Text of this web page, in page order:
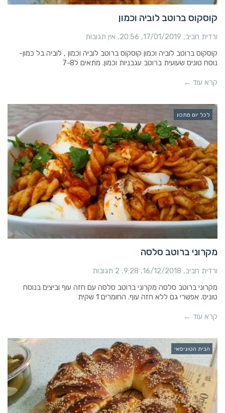
קוסקוס ברוטב לוביה וכמון
ורדית חביב 17/01/2019
20:56 אין תגובות
קוסקוס ברוטב לוביה וכמון קוסקוס ברוטב לוביה וכמון , לוביה בל כמון-
נוסח טוניס שעועית ברוטב עגבניות וכמון. מתאים ל7-8
קרא עוד ←
לכל יום מתכון
מקרוני ברוטב סלסה
ורדית חביב 16/12/2018
9:28 2 תגובות
מקרוני ברוטב סלסה מקרוני ברוטב סלסה עם חזה עוף וביצים בנוסח
טוניס. אפשרי גם ללא חזה עוף. החומרים 1 שקית
קרא עוד ←
הבית הטוניסאי